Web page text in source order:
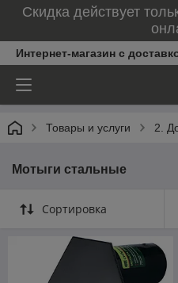
Скидка действует
Интернет-магазин с
Товары и услуги 2.
Мотыги стальные
Сортировка